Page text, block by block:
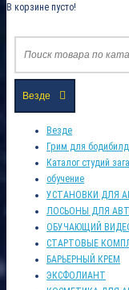
В корзине пусто!
Везде
Везде
Грим для
Каталог студий
обучение
УСТАНОВКИ ДЛЯ
ЛОСЬОНЫ ДЛЯ
ОБУЧАЮЩИЙ
СТАРТОВЫЕ
БАРЬЕРНЫЙ КРЕМ
ЭКСФОЛИАНТ